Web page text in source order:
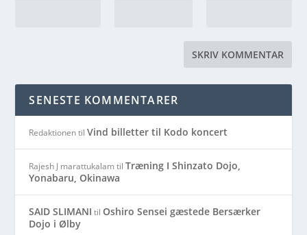
SENESTE KOMMENTARER
RedaktionentilVind billetter til Kodo koncert
Rajesh J marattukalamtilTræning I Shinzato Dojo,
Yonabaru, Okinawa
SAID SLIMANI til Oshiro Sensei gæstede Bersærker
Dojo i Ølby